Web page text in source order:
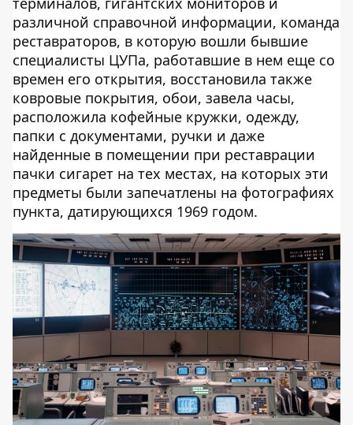
различной справочной информации, команда
реставраторов, в которую вошли бывшие
специалисты ЦУПа, работавшие в нем еще со
времен его открытия, восстановила также
ковровые покрытия, обои, завела часы,
расположила кофейные кружки, одежду,
папки с документами, ручки и даже
найденные в помещении при реставрации
пачки сигарет на тех местах, на которых эти
предметы были запечатлены на фотографиях
пункта, датирующихся 1969 годом.